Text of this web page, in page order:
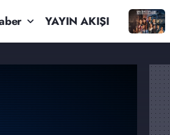
YAYIN AKIŞI